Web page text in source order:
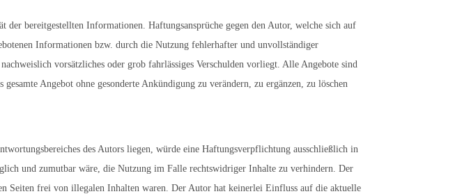
bereitgestellten Informationen. Haftungsansprüche gegen den Autor, welche sich auf
Informationen bzw. durch die Nutzung fehlerhafter und unvollständiger
vorsätzliches oder grob fahrlässiges Verschulden vorliegt. Alle Angebote sind
Angebot ohne gesonderte Ankündigung zu verändern, zu ergänzen, zu löschen
des Autors liegen, würde eine Haftungsverpflichtung ausschließlich in
und zumutbar wäre, die Nutzung im Falle rechtswidriger Inhalte zu verhindern. Der
Seiten frei von illegalen Inhalten waren. Der Autor hat keinerlei Einfluss auf die aktuelle